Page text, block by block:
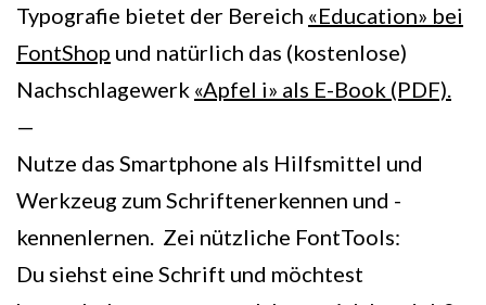
Typografie bietet der Bereich «Education» bei
FontShop und natürlich das (kostenlose)
Nachschlagewerk «Apfel i» als E-Book (PDF).
—
Nutze das Smartphone als Hilfsmittel und
Werkzeug zum Schriftenerkennen und -
kennenlernen. Zei nützliche FontTools:
Du siehst eine Schrift und möchtest